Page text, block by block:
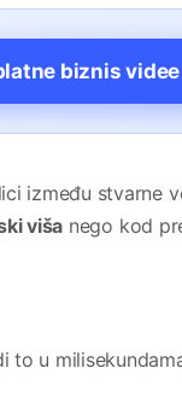
biznis
između stvarne
viša nego kod
to u